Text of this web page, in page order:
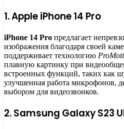
1. Apple iPhone 14 Pro
iPhone 14 Pro предлагает
изображения благодаря своей
поддерживает технологию
плавную картинку при
встроенных функций, таких как
улучшенная работа микрофонов,
выбором для видеозвонков.
2. Samsung Galaxy S23